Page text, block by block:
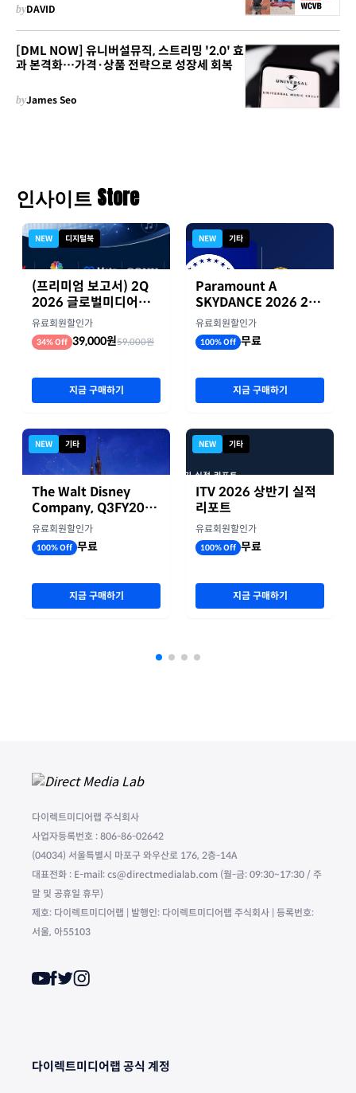
byDAVID
[DML NOW] 유니버설뮤직, 스트리밍 '2.0' 효
과 본격화…가격·상품 전략으로 성장세 회복
byJames Seo
인사이트 Store
NEW 디지털북
(프리미엄 보고서) 2Q
2026 글로벌미디어기
업 실적 종합 보고서
유료회원할인가
34% Off 39,000원59,000원
지금 구매하기
NEW 기타
The Walt Disney
Company, Q3FY2026
실적자료
유료회원할인가
100% Off 무료
지금 구매하기
NEW 기타
Paramount A
SKYDANCE 2026 2분
기 실적
유료회원할인가
100% Off 무료
지금 구매하기
NEW 기타
ITV 2026 상반기 실적
리포트
유료회원할인가
100% Off 무료
지금 구매하기
다이렉트미디어랩 주식회사
사업자등록번호 : 806-86-02642
(04034) 서울특별시 마포구 와우산로 176, 2층-14A
대표전화 : E-mail: cs@directmedialab.com (월-금: 09:30~17:30 / 주
말 및 공휴일 휴무)
제호: 다이렉트미디어랩 | 발행인: 다이렉트미디어랩 주식회사 | 등록번호:
서울, 아55103
다이렉트미디어랩 공식 계정